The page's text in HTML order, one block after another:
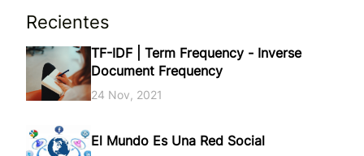
Recientes
TF-IDF | Term Frequency - Inverse
Document Frequency
24 Nov, 2021
El Mundo Es Una Red Social